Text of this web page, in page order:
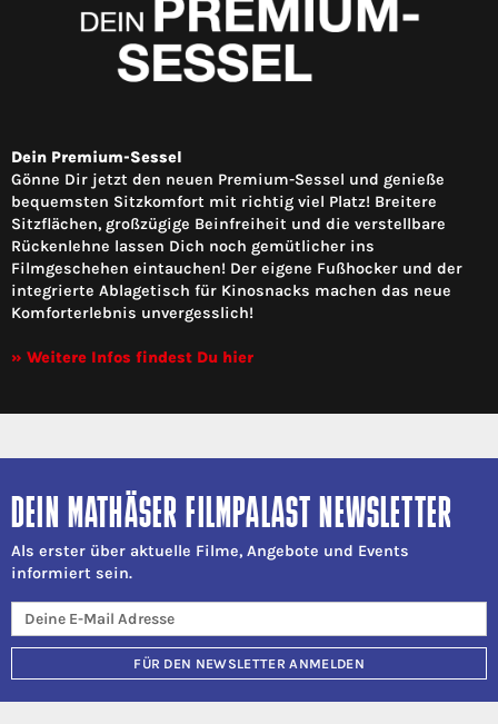
Dein Premium-Sessel
Gönne Dir jetzt den neuen Premium-Sessel und genieße
bequemsten Sitzkomfort mit richtig viel Platz! Breitere
Sitzflächen, großzügige Beinfreiheit und die verstellbare
Rückenlehne lassen Dich noch gemütlicher ins
Filmgeschehen eintauchen! Der eigene Fußhocker und der
integrierte Ablagetisch für Kinosnacks machen das neue
Komforterlebnis unvergesslich!
» Weitere Infos findest Du hier
DEIN MATHÄSER FILMPALAST NEWSLETTER
Als erster über aktuelle Filme, Angebote und Events
informiert sein.
FÜR DEN NEWSLETTER ANMELDEN